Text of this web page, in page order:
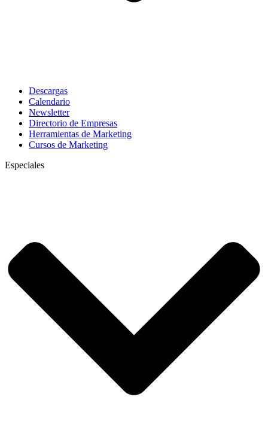
Descargas
Calendario
Newsletter
Directorio de Empresas
Herramientas de Marketing
Cursos de Marketing
Especiales